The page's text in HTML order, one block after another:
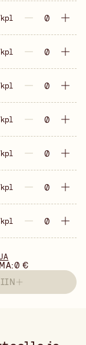
kpl
kpl
kpl
kpl
kpl
kpl
kpl
0 €